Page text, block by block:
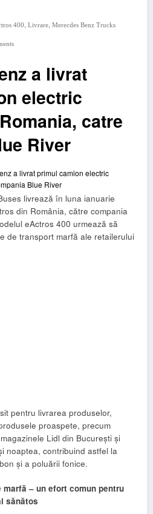
400, Livrare, Merecdes Benz Trucks
a livrat
electric
catre
River
livrează în luna ianuarie
din România, către compania
eActros 400 urmează să
de transport marfă ale retailerului
pentru livrarea produselor,
proaspete, precum
Lidl din București și
noaptea, contribuind astfel la
și a poluării fonice.
– un efort comun pentru
sănătos